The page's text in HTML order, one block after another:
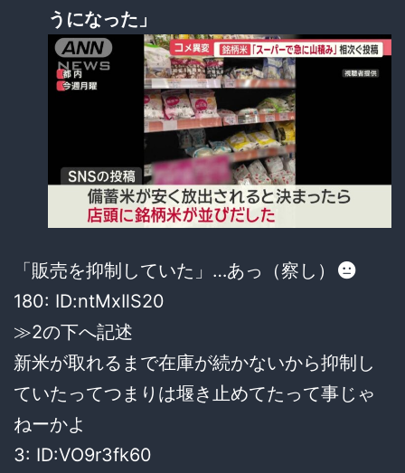
うになった」
「販売を抑制していた」…あっ（察し）
180: ID:ntMxIlS20
≫2の下へ記述
新米が取れるまで在庫が続かないから抑制し
ていたってつまりは堰き止めてたって事じゃ
ねーかよ
3: ID:VO9r3fk60